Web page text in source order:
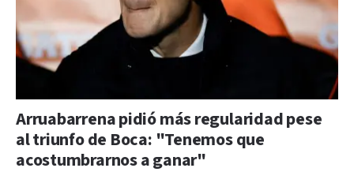
Arruabarrena pidió más regularidad pese
al triunfo de Boca: "Tenemos que
acostumbrarnos a ganar"